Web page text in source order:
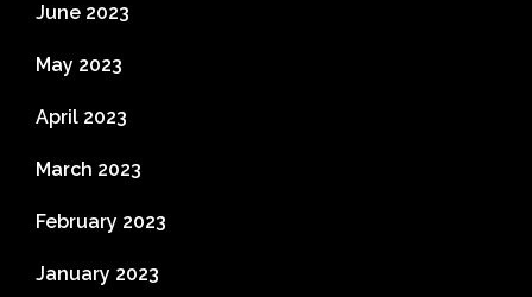
June 2023
May 2023
April 2023
March 2023
February 2023
January 2023